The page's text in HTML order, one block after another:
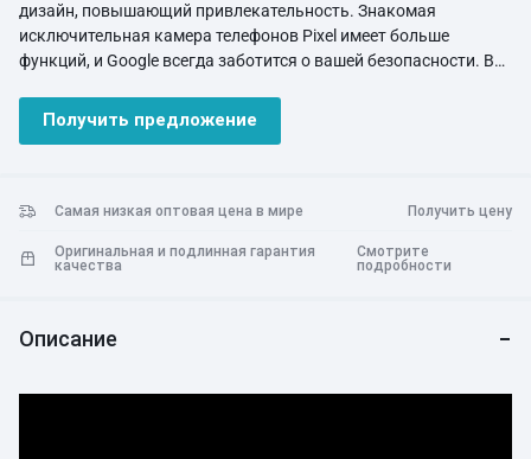
дизайн, повышающий привлекательность. Знакомая
исключительная камера телефонов Pixel имеет больше
функций, и Google всегда заботится о вашей безопасности. В
соответствует вашему смартфону во всех аспектах.
Получить предложение
Самая низкая оптовая цена в мире Получить цену
Оригинальная и подлинная гарантия
качества
Смотрите
подробности
Описание